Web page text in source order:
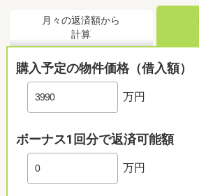
月々の返済額から
計算
購入予定の物件価格（借入額）
万円
ボーナス1回分で返済可能額
万円